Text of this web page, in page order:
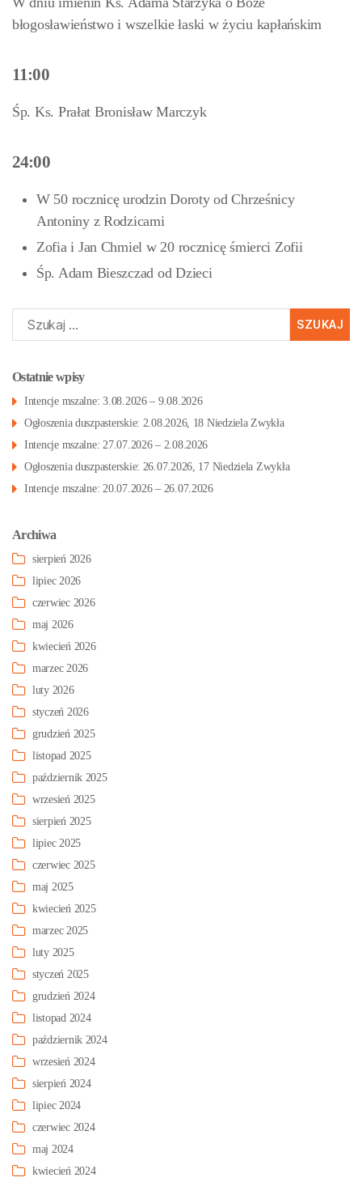
błogosławieństwo i wszelkie łaski w życiu kapłańskim
11:00
Śp. Ks. Prałat Bronisław Marczyk
24:00
W 50 rocznicę urodzin Doroty od Chrześnicy
Antoniny z Rodzicami
Zofia i Jan Chmiel w 20 rocznicę śmierci Zofii
Śp. Adam Bieszczad od Dzieci
Szukaj:
Ostatnie wpisy
Intencje mszalne: 3.08.2026 – 9.08.2026
Ogłoszenia duszpasterskie: 2.08.2026, 18 Niedziela Zwykła
Intencje mszalne: 27.07.2026 – 2.08.2026
Ogłoszenia duszpasterskie: 26.07.2026, 17 Niedziela Zwykła
Intencje mszalne: 20.07.2026 – 26.07.2026
Archiwa
sierpień 2026
lipiec 2026
czerwiec 2026
maj 2026
kwiecień 2026
marzec 2026
luty 2026
styczeń 2026
grudzień 2025
listopad 2025
październik 2025
wrzesień 2025
sierpień 2025
lipiec 2025
czerwiec 2025
maj 2025
kwiecień 2025
marzec 2025
luty 2025
styczeń 2025
grudzień 2024
listopad 2024
październik 2024
wrzesień 2024
sierpień 2024
lipiec 2024
czerwiec 2024
maj 2024
kwiecień 2024